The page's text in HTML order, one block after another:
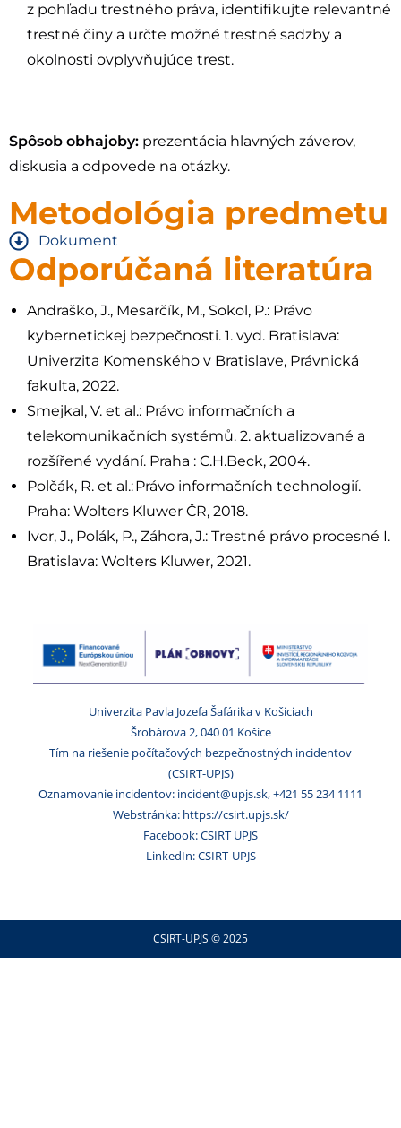
z pohľadu trestného práva, identifikujte relevantné
trestné činy a určte možné trestné sadzby a
okolnosti ovplyvňujúce trest.
Spôsob obhajoby: prezentácia hlavných záverov,
diskusia a odpovede na otázky.
Metodológia predmetu
Dokument
Odporúčaná literatúra
Andraško, J., Mesarčík, M., Sokol, P.: Právo
kybernetickej bezpečnosti. 1. vyd. Bratislava:
Univerzita Komenského v Bratislave, Právnická
fakulta, 2022.
Smejkal, V. et al.: Právo informačních a
telekomunikačních systémů. 2. aktualizované a
rozšířené vydání. Praha : C.H.Beck, 2004.
Polčák, R. et al.: Právo informačních technologií.
Praha: Wolters Kluwer ČR, 2018.
Ivor, J., Polák, P., Záhora, J.: Trestné právo procesné I.
Bratislava: Wolters Kluwer, 2021.
Univerzita Pavla Jozefa Šafárika v Košiciach
Šrobárova 2, 040 01 Košice
Tím na riešenie počítačových bezpečnostných incidentov
(CSIRT-UPJS)
Oznamovanie incidentov: incident@upjs.sk, +421 55 234 1111
Webstránka: https://csirt.upjs.sk/
Facebook: CSIRT UPJS
LinkedIn: CSIRT-UPJS
CSIRT-UPJS © 2025